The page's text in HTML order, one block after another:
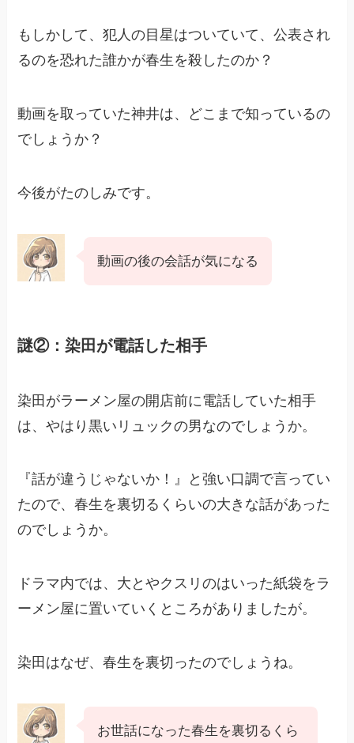
もしかして、犯人の目星はついていて、公表され
るのを恐れた誰かが春生を殺したのか？
動画を取っていた神井は、どこまで知っているの
でしょうか？
今後がたのしみです。
動画の後の会話が気になる
謎②：染田が電話した相手
染田がラーメン屋の開店前に電話していた相手
は、やはり黒いリュックの男なのでしょうか。
『話が違うじゃないか！』と強い口調で言ってい
たので、春生を裏切るくらいの大きな話があった
のでしょうか。
ドラマ内では、大とやクスリのはいった紙袋をラ
ーメン屋に置いていくところがありましたが。
染田はなぜ、春生を裏切ったのでしょうね。
お世話になった春生を裏切るくら